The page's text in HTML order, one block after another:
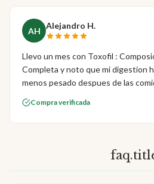
AH Alejandro H.
Llevo un mes con Toxofil :
Completa y noto que mi digestion
menos pesado despues de las
Compra verificada